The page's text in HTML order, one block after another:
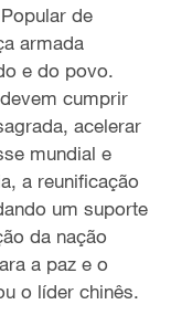
de
armada
e do povo.
cumprir
acelerar
mundial e
a reunificação
um suporte
da nação
a paz e o
o líder chinês.